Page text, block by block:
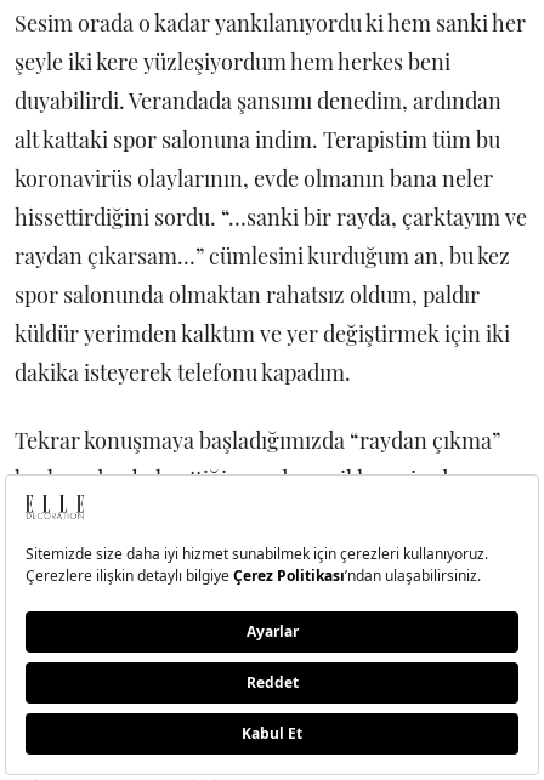
Sesim orada o kadar yankılanıyordu ki hem sanki her
şeyle iki kere yüzleşiyordum hem herkes beni
duyabilirdi. Verandada şansımı denedim, ardından
alt kattaki spor salonuna indim. Terapistim tüm bu
koronavirüs olaylarının, evde olmanın bana neler
hissettirdiğini sordu. “…sanki bir rayda, çarktayım ve
raydan çıkarsam…” cümlesini kurduğum an, bu kez
spor salonunda olmaktan rahatsız oldum, paldır
küldür yerimden kalktım ve yer değiştirmek için iki
dakika isteyerek telefonu kapadım.
Tekrar konuşmaya başladığımızda “raydan çıkma”
korkumdan bahsettiğim anda panikle yerimden
kalktığımı ve telefonu kapadığımı fark ettik. Bu tespit
ve üstüne yaptığımız esprilerle bir on, on beş
fark ettim. O andan itibaren yerimi değiştirmedim.
Sohbete konsantre oldum. 45 dakikanın daha nasıl
geçtiğini fark etmedim. Arada sessiz kalmalardan
rahatsız olmadım. Anlatmakta zorlanmadım. Aksine